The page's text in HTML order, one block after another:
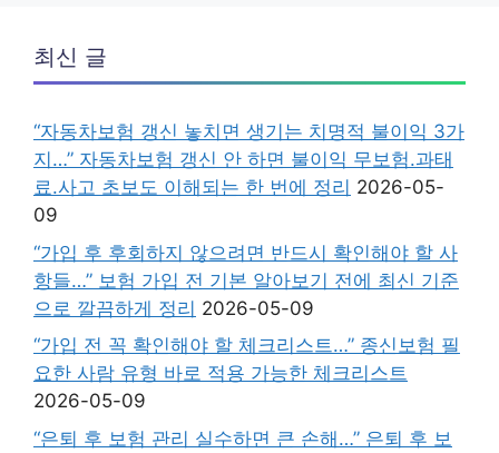
최신 글
“자동차보험 갱신 놓치면 생기는 치명적 불이익 3가
지…” 자동차보험 갱신 안 하면 불이익 무보험.과태
료.사고 초보도 이해되는 한 번에 정리 2026-05-
09
“가입 후 후회하지 않으려면 반드시 확인해야 할 사
항들…” 보험 가입 전 기본 알아보기 전에 최신 기준
으로 깔끔하게 정리 2026-05-09
“가입 전 꼭 확인해야 할 체크리스트…” 종신보험 필
요한 사람 유형 바로 적용 가능한 체크리스트
2026-05-09
“은퇴 후 보험 관리 실수하면 큰 손해…” 은퇴 후 보